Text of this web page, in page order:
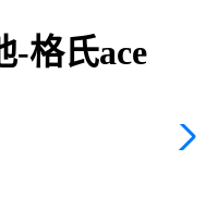
-格氏ace